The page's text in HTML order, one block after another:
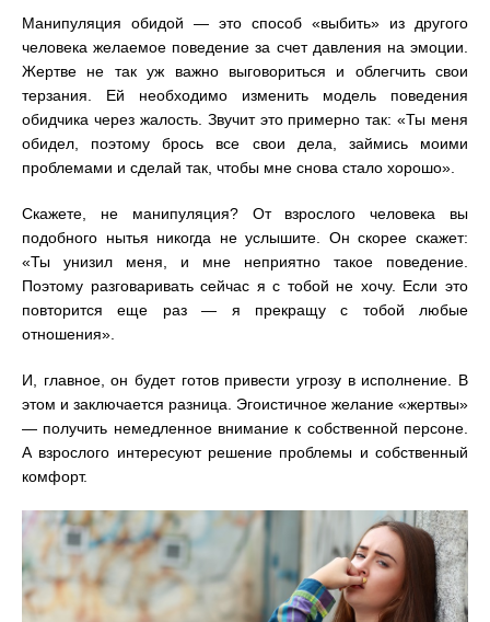
Манипуляция обидой — это способ «выбить» из другого
человека желаемое поведение за счет давления на эмоции.
Жертве не так уж важно выговориться и облегчить свои
терзания. Ей необходимо изменить модель поведения
обидчика через жалость. Звучит это примерно так:«Ты меня
обидел, поэтому брось все свои дела, займись моими
проблемами и сделай так, чтобы мне снова стало хорошо».
Скажете, не манипуляция? От взрослого человека вы
подобного нытья никогда не услышите. Он скорее скажет:
«Ты унизил меня, и мне неприятно такое поведение.
Поэтому разговаривать сейчас я с тобой не хочу. Если это
повторится еще раз — я прекращу с тобой любые
отношения».
И, главное, он будет готов привести угрозу в исполнение. В
этом и заключается разница. Эгоистичное желание «жертвы»
— получить немедленное внимание к собственной персоне.
А взрослого интересуют решение проблемы и собственный
комфорт.